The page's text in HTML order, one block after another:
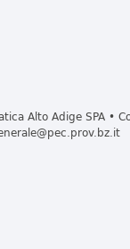
Alto Adige SPA •